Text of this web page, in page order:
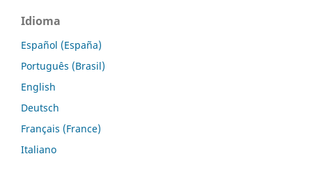
Idioma
Español (España)
Português (Brasil)
English
Deutsch
Français (France)
Italiano